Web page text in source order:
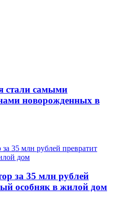
стали самыми
новорожденных в
за 35 млн рублей
особняк в жилой дом